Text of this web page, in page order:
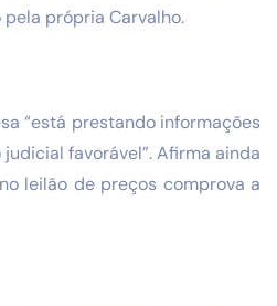
própria Carvalho.
“está prestando informações
favorável”. Afirma ainda
leilão de preços comprova a